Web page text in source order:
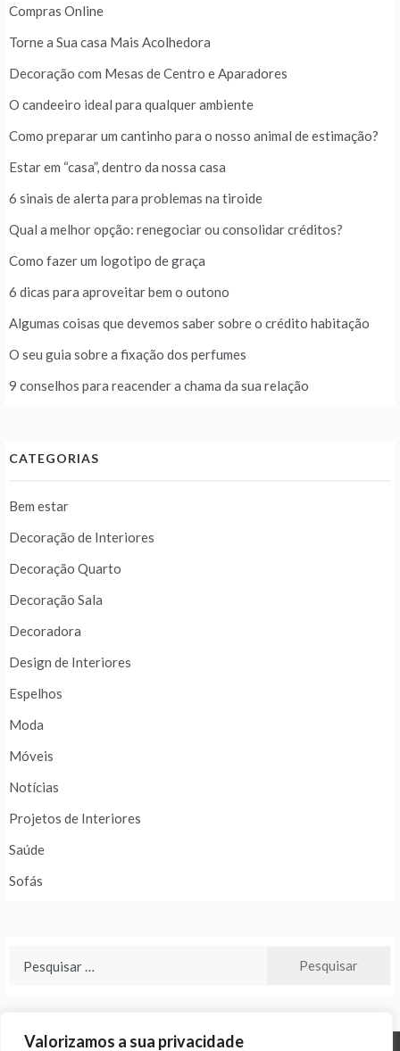
Valorizamos a sua privacidade
Compras Online
Torne a Sua casa Mais Acolhedora
Decoração com Mesas de Centro e Aparadores
O candeeiro ideal para qualquer ambiente
Como preparar um cantinho para o nosso animal de estimação?
Estar em “casa”, dentro da nossa casa
6 sinais de alerta para problemas na tiroide
Qual a melhor opção: renegociar ou consolidar créditos?
Como fazer um logotipo de graça
6 dicas para aproveitar bem o outono
Algumas coisas que devemos saber sobre o crédito habitação
O seu guia sobre a fixação dos perfumes
9 conselhos para reacender a chama da sua relação
CATEGORIAS
Bem estar
Decoração de Interiores
Decoração Quarto
Decoração Sala
Decoradora
Design de Interiores
Espelhos
Moda
Móveis
Notícias
Projetos de Interiores
Saúde
Sofás